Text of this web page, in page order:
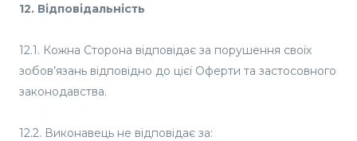
12. Відповідальність
12.1. Кожна Сторона відповідає за порушення своїх
зобов’язань відповідно до цієї Оферти та застосовного
законодавства.
12.2. Виконавець не відповідає за: